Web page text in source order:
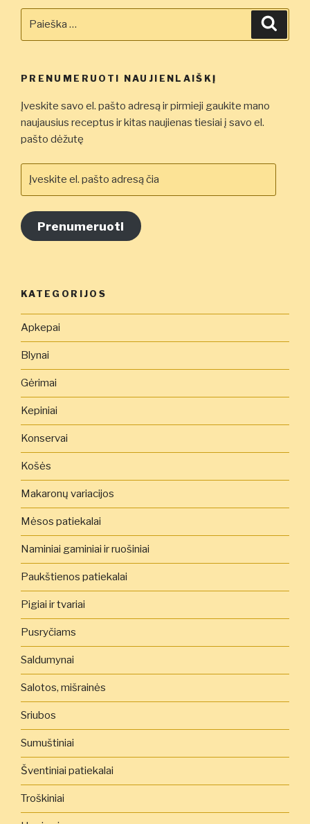
PRENUMERUOTI NAUJIENLAIŠKĮ
Įveskite savo el. pašto adresą ir pirmieji gaukite mano
naujausius receptus ir kitas naujienas tiesiai į savo el.
pašto dėžutę
el.
adresą
čia
Prenumeruoti
KATEGORIJOS
Apkepai
Blynai
Gėrimai
Kepiniai
Konservai
Košės
Makaronų variacijos
Mėsos patiekalai
Naminiai gaminiai ir ruošiniai
Paukštienos patiekalai
Pigiai ir tvariai
Pusryčiams
Saldumynai
Salotos, mišrainės
Sriubos
Sumuštiniai
Šventiniai patiekalai
Troškiniai